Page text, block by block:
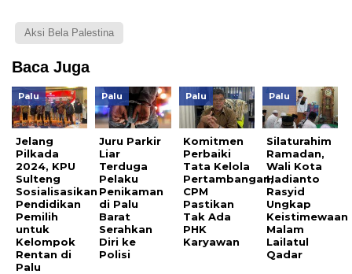
Aksi Bela Palestina
Baca Juga
Palu
Jelang
Pilkada
2024, KPU
Sulteng
Sosialisasikan
Pendidikan
Pemilih
untuk
Kelompok
Rentan di
Palu
Palu
Juru Parkir
Liar
Terduga
Pelaku
Penikaman
di Palu
Barat
Serahkan
Diri ke
Polisi
Palu
Komitmen
Perbaiki
Tata Kelola
Pertambangan,
CPM
Pastikan
Tak Ada
PHK
Karyawan
Palu
Silaturahim
Ramadan,
Wali Kota
Hadianto
Rasyid
Ungkap
Keistimewaan
Malam
Lailatul
Qadar